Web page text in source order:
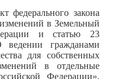
федерального закона
в Земельный
и статью 23
ведении гражданами
для собственных
в отдельные
Федерации»,